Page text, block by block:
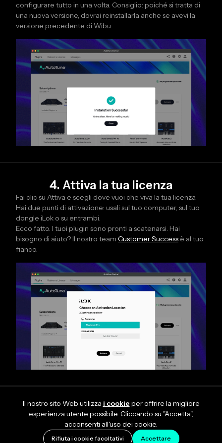
configurare tutto in una volta. Consiglio: poiché si tratta di
una nuova versione, dovrai reinstallarla anche se avevi la
versione precedente di Wibu.
4. Attiva la tua licenza
Fai clic su Attiva e scegli dove vuoi che viva la tua licenza.
Hai due punti di attivazione: usali sul tuo computer, sul tuo
dongle iLok o su entrambi.
Ecco fatto. I tuoi plugin sono pronti a scatenarsi. Hai
bisogno di aiuto? Il nostro team Customer Success è al tuo
fianco.
Il nostro sito Web utilizza i cookie per offrire la migliore
esperienza utente possibile. Cliccando su "Accetta",
acconsenti all'uso dei cookie.
Rifiuta i cookie facoltativi Accettare